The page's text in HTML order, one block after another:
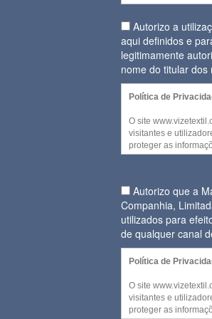
Autorizo a
aqui definidos e
legitimamente
nome do titular dos
Política de
O site
visitantes e
proteger as
decida partilhar.
No entanto, quando
pessoal para
decidir fornecer
daquela informação
cumprimento
(Regulamento (UE)
Conselho de 27 de
confidencialidade e
Autorizo que a
Companhia,
utilizados para
de qualquer canal
Política de
O site
visitantes e
proteger as